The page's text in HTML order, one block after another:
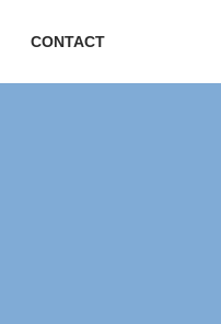
CONTACT